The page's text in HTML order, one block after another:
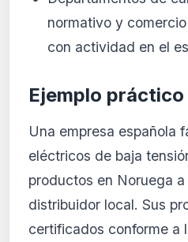
normativo y
con actividad en el
Ejemplo práctico
Una empresa española
eléctricos de baja
productos en Noruega
distribuidor local. Sus
certificados conforme a